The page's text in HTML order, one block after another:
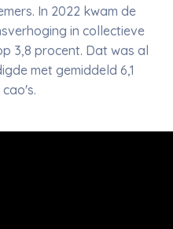
In 2022 kwam de
in collectieve
3,8 procent. Dat was al
met gemiddeld 6,1